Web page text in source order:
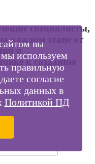
специалисты,
каждом этапе от
и
к созданию
вы
мы используем
правильную
согласие
данных в
Политикой ПД